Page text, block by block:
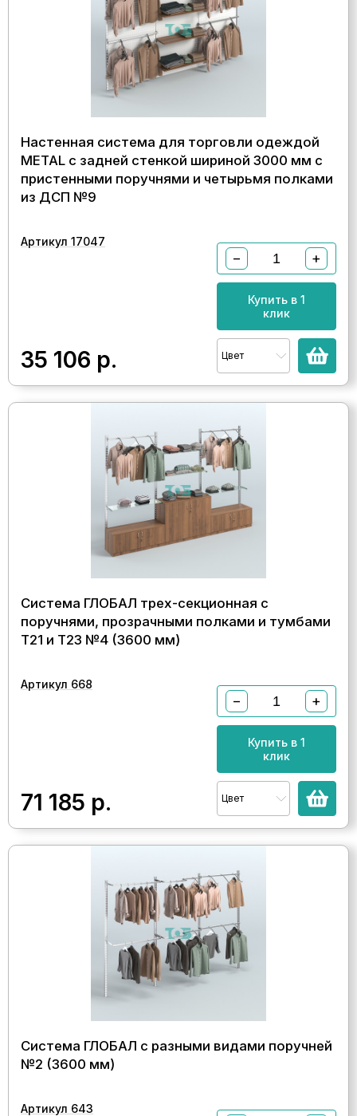
Настенная система для торговли одеждой
METAL с задней стенкой шириной 3000 мм с
пристенными поручнями и четырьмя полками
из ДСП №9
Артикул 17047
35 106 р.
− +
Купить в 1
клик
Цвет
Система ГЛОБАЛ трех-секционная с
поручнями, прозрачными полками и тумбами
Т21 и Т23 №4 (3600 мм)
Артикул 668
71 185 р.
− +
Купить в 1
клик
Цвет
Система ГЛОБАЛ с разными видами поручней
№2 (3600 мм)
Артикул 643